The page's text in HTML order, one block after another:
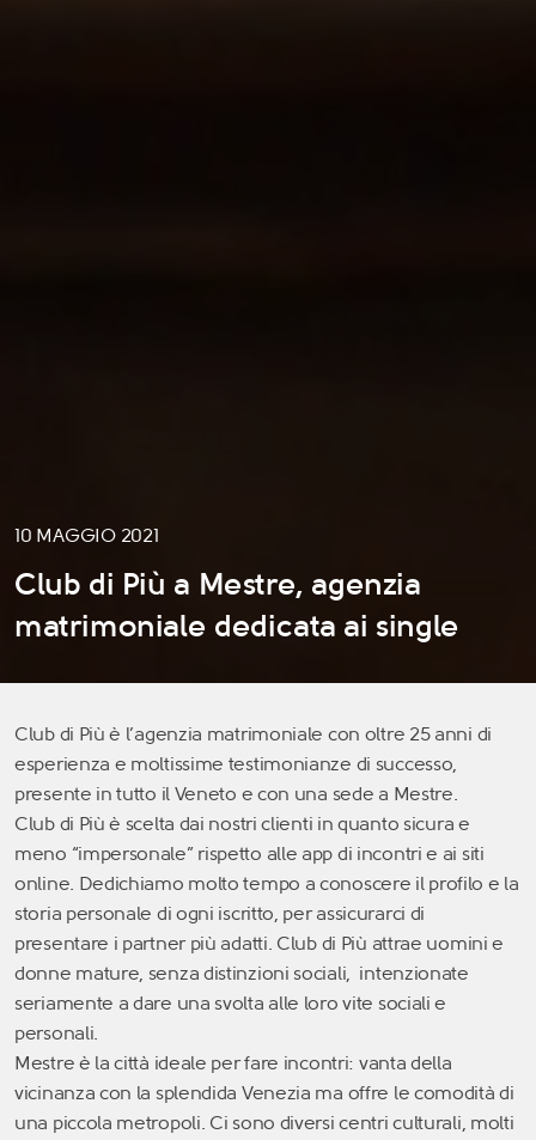
10 MAGGIO 2021
Club di Più a Mestre, agenzia
matrimoniale dedicata ai single
Club di Più è l’agenzia matrimoniale con oltre 25 anni di
esperienza e moltissime testimonianze di successo,
presente in tutto il Veneto e con una sede a Mestre.
Club di Più è scelta dai nostri clienti in quanto sicura e
meno “impersonale” rispetto alle app di incontri e ai siti
online. Dedichiamo molto tempo a conoscere il profilo e la
storia personale di ogni iscritto, per assicurarci di
presentare i partner più adatti. Club di Più attrae uomini e
donne mature, senza distinzioni sociali, intenzionate
seriamente a dare una svolta alle loro vite sociali e
personali.
Mestre è la città ideale per fare incontri: vanta della
vicinanza con la splendida Venezia ma offre le comodità di
una piccola metropoli. Ci sono diversi centri culturali, molti